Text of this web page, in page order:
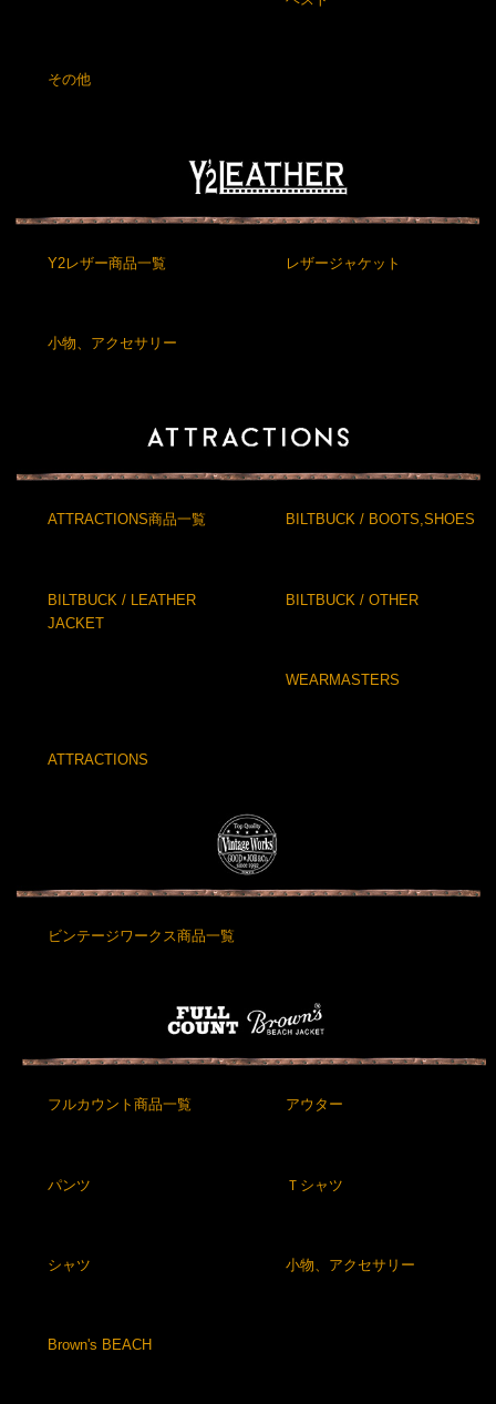
その他
Y2レザー商品一覧 レザージャケット
小物、アクセサリー
ATTRACTIONS商品一覧 BILTBUCK / BOOTS,SHOES
BILTBUCK / LEATHER
JACKET
BILTBUCK / OTHER
WEARMASTERS
ATTRACTIONS
ビンテージワークス商品一覧
フルカウント商品一覧 アウター
パンツ Ｔシャツ
シャツ 小物、アクセサリー
Brown's BEACH